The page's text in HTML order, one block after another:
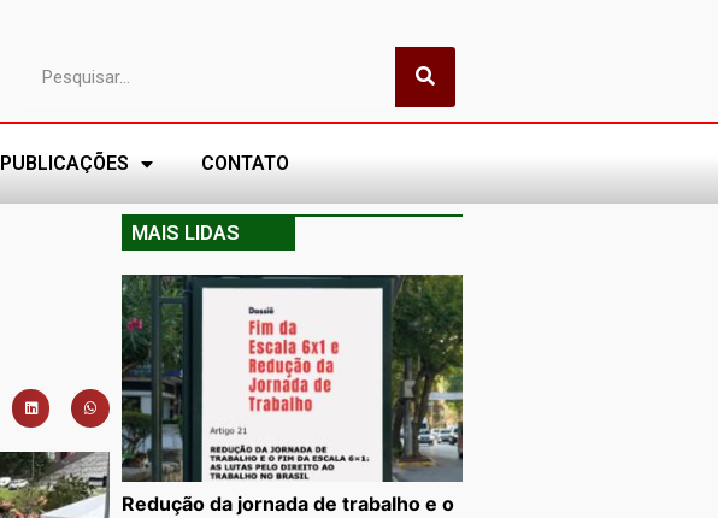
PUBLICAÇÕES CONTATO
MAIS LIDAS
Redução da jornada de trabalho e o